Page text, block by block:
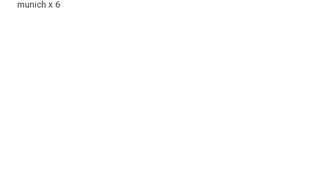
munich x 6